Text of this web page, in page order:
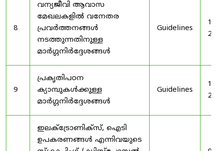
8
വന്യജീവി ആവാസ
മേഖലകളിൽ വനേതര
പ്രവർത്തനങ്ങൾ
നടത്തുന്നതിനുള്ള
മാർഗ്ഗനിർദ്ദേശങ്ങൾ
Guidelines
9
പ്രകൃതിപഠന
ക്യാമ്പുകൾക്കുള്ള
മാർഗ്ഗനിർദ്ദേശങ്ങൾ
Guidelines
ഇലക്‌ട്രോണിക്‌സ്, ഐടി
ഉപകരണങ്ങൾ എന്നിവയുടെ